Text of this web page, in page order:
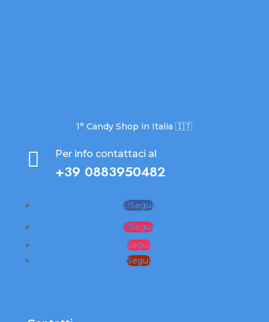
1° Candy Shop in Italia 🇮🇹
 Per info contattaci al
+39 0883950482
Segui
Segui
Segui
Segui